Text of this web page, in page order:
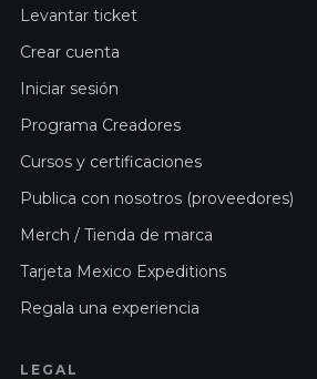
Levantar ticket
Crear cuenta
Iniciar sesión
Programa Creadores
Cursos y certificaciones
Publica con nosotros (proveedores)
Merch / Tienda de marca
Tarjeta Mexico Expeditions
Regala una experiencia
LEGAL